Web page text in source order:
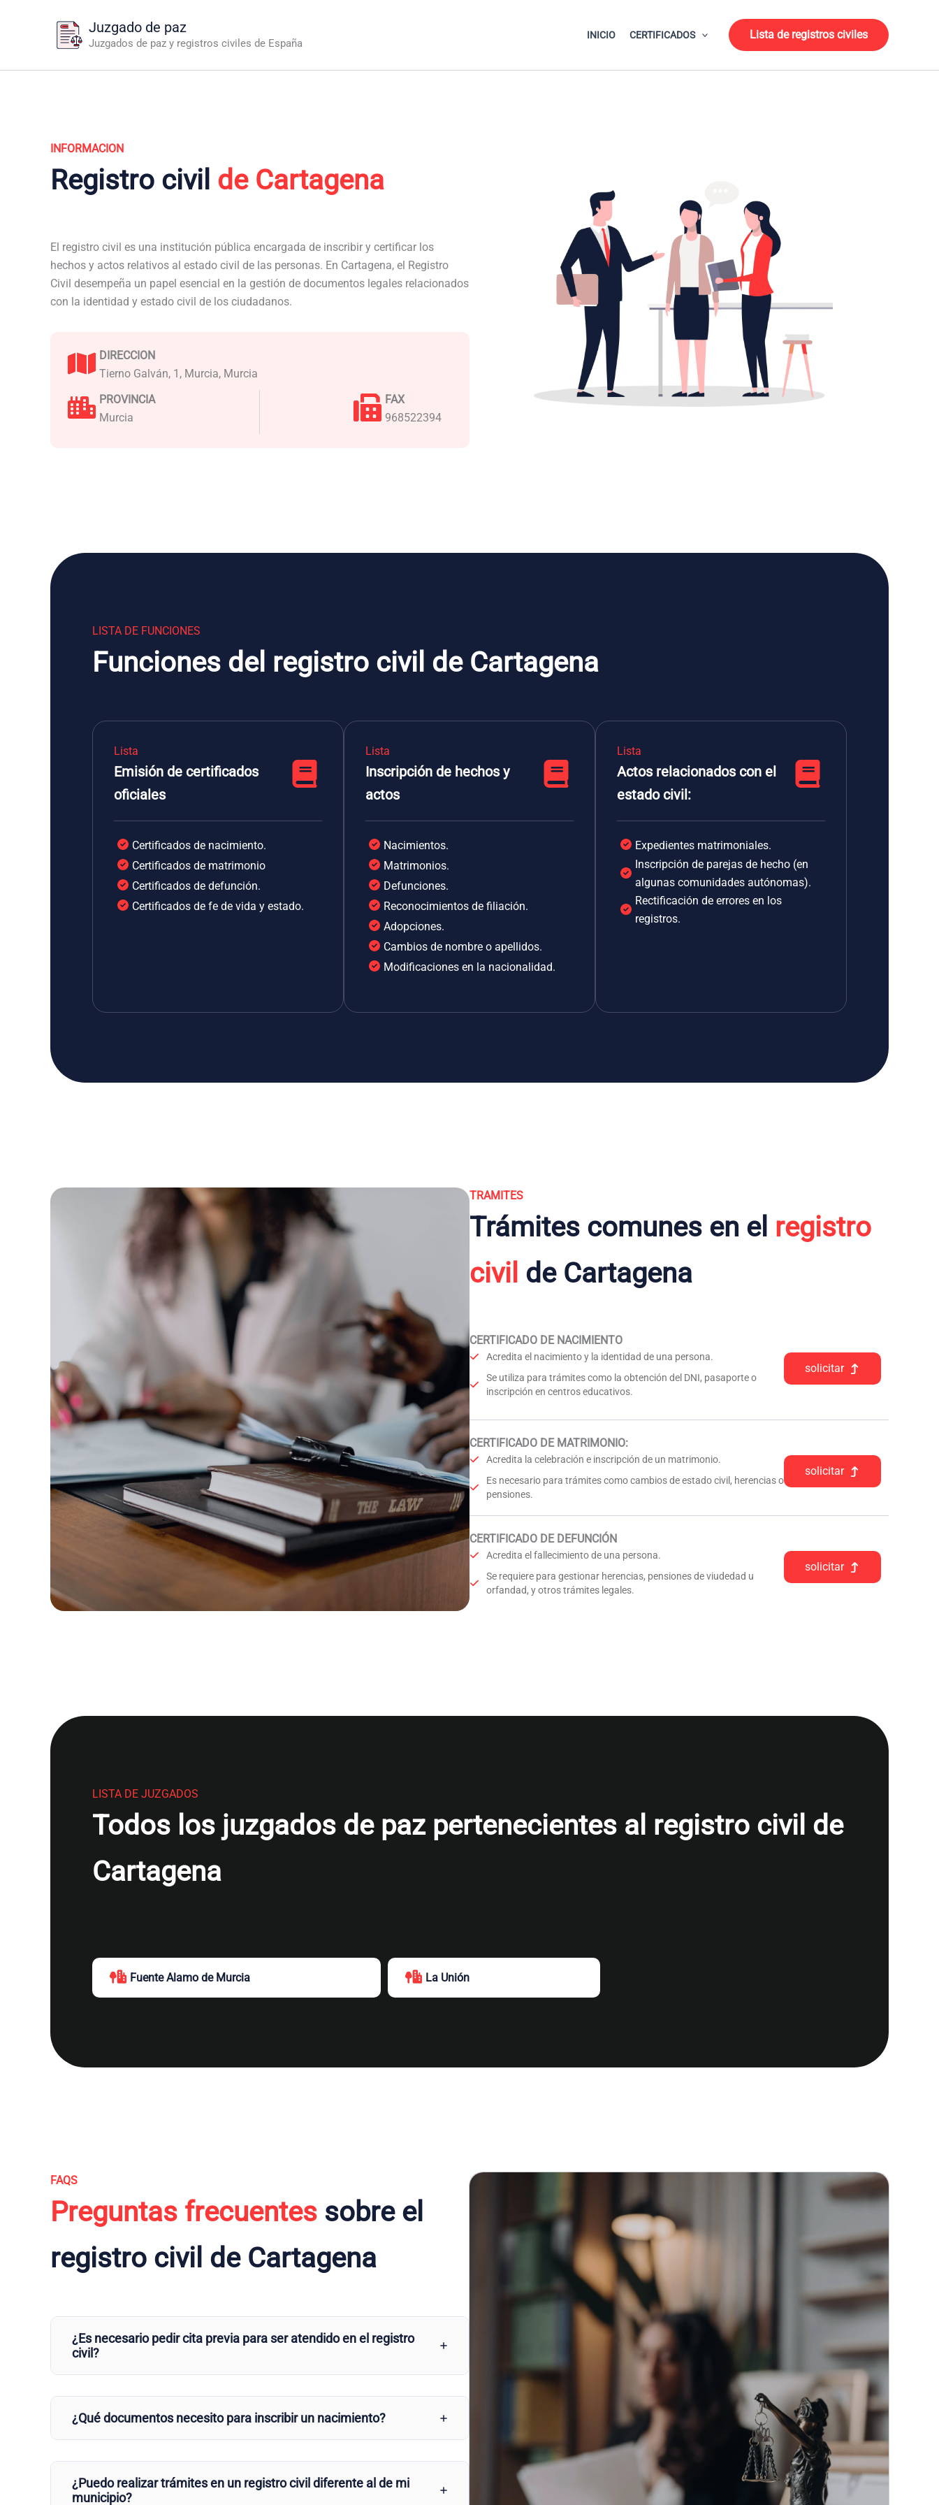
Juzgado de paz
Juzgados de paz y registros civiles de España
INICIO CERTIFICADOS Lista de registros civiles
INFORMACION
Registro civil de Cartagena
El registro civil es una institución pública encargada de inscribir y certificar los
hechos y actos relativos al estado civil de las personas. En Cartagena, el Registro
Civil desempeña un papel esencial en la gestión de documentos legales relacionados
con la identidad y estado civil de los ciudadanos.
DIRECCION
Tierno Galván, 1, Murcia, Murcia
PROVINCIA
Murcia
FAX
968522394
LISTA DE FUNCIONES
Funciones del registro civil de Cartagena
Lista
Emisión de certificados
oficiales
Certificados de nacimiento.
Certificados de matrimonio
Certificados de defunción.
Certificados de fe de vida y estado.
Lista
Inscripción de hechos y
actos
Nacimientos.
Matrimonios.
Defunciones.
Reconocimientos de filiación.
Adopciones.
Cambios de nombre o apellidos.
Modificaciones en la nacionalidad.
Lista
Actos relacionados con el
estado civil:
Expedientes matrimoniales.
Inscripción de parejas de hecho (en
algunas comunidades autónomas).
Rectificación de errores en los
registros.
TRAMITES
Trámites comunes en el registro
civil de Cartagena
CERTIFICADO DE NACIMIENTO
Acredita el nacimiento y la identidad de una persona.
Se utiliza para trámites como la obtención del DNI, pasaporte o
inscripción en centros educativos.
solicitar
CERTIFICADO DE MATRIMONIO:
Acredita la celebración e inscripción de un matrimonio.
Es necesario para trámites como cambios de estado civil, herencias o
pensiones.
solicitar
CERTIFICADO DE DEFUNCIÓN
Acredita el fallecimiento de una persona.
Se requiere para gestionar herencias, pensiones de viudedad u
orfandad, y otros trámites legales.
solicitar
LISTA DE JUZGADOS
Todos los juzgados de paz pertenecientes al registro civil de
Cartagena
Fuente Alamo de Murcia La Unión
FAQS
Preguntas frecuentes sobre el
registro civil de Cartagena
¿Es necesario pedir cita previa para ser atendido en el registro
civil?
¿Qué documentos necesito para inscribir un nacimiento?
¿Puedo realizar trámites en un registro civil diferente al de mi
municipio?